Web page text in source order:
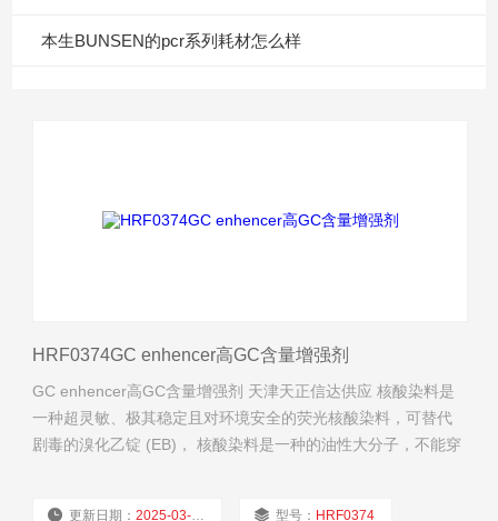
本生BUNSEN的pcr系列耗材怎么样
HRF0374GC enhencer高GC含量增强剂
GC enhencer高GC含量增强剂 天津天正信达供应 核酸染料是
一种超灵敏、极其稳定且对环境安全的荧光核酸染料，可替代
剧毒的溴化乙锭 (EB)， 核酸染料是一种的油性大分子，不能穿
更新日期：2025-03-25 型号： HRF0374